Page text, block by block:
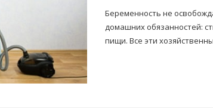
Беременность не
домашних обязанностей:
пищи. Все эти